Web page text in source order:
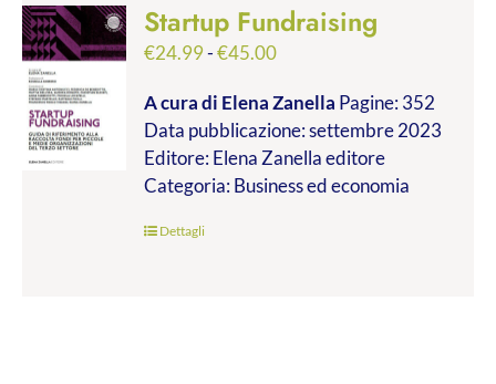
Startup Fundraising
€24.99-€45.00Fascia
prezzo:
da
€24.99
a
A cura di Elena Zanella Pagine: 352
Data pubblicazione: settembre 2023
Editore: Elena Zanella editore
Categoria: Business ed economia
Dettagli